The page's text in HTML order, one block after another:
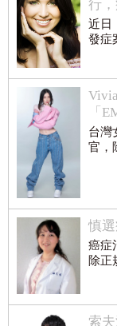
行
近日
發症
「
台灣
官，
慎
癌症
除正
索